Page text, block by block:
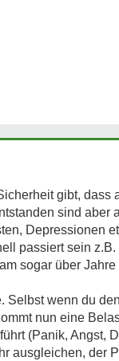
gibt,
sind aber
Depressionen
passiert sein z.B.
sogar über
Selbst wenn du
nun eine
(Panik, Angst,
ausgleichen, der